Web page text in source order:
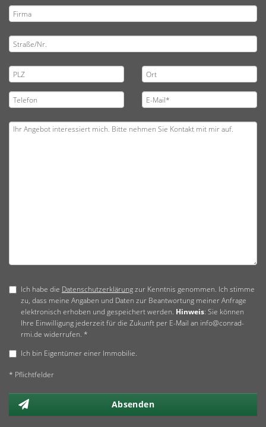
Ich habe die Datenschutzerklärungzur Kenntnis genommen. Ich stimme
zu, dass meine Angaben und Daten zur Beantwortung meiner Anfrage
elektronisch erhoben und gespeichert werden. Hinweis: Sie können
Ihre Einwilligung jederzeit für die Zukunft per E-Mail an info@conrad-
rmi.de widerrufen. *
Ich bin Eigentümer einer Immobilie.
* Pflichtfelder
Absenden